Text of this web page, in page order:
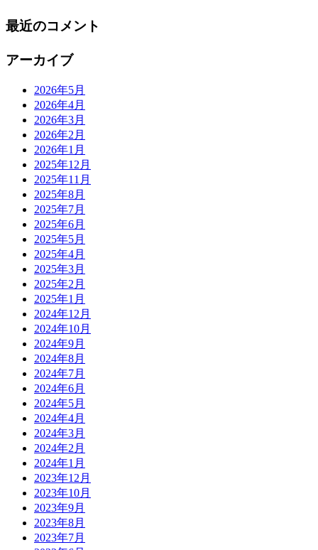
最近のコメント
アーカイブ
2026年5月
2026年4月
2026年3月
2026年2月
2026年1月
2025年12月
2025年11月
2025年8月
2025年7月
2025年6月
2025年5月
2025年4月
2025年3月
2025年2月
2025年1月
2024年12月
2024年10月
2024年9月
2024年8月
2024年7月
2024年6月
2024年5月
2024年4月
2024年3月
2024年2月
2024年1月
2023年12月
2023年10月
2023年9月
2023年8月
2023年7月